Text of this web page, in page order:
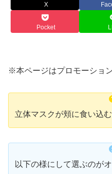
X
Pocket
※本ページはプロモーショ
立体マスクが頬に食い込
以下の様にして選ぶのが